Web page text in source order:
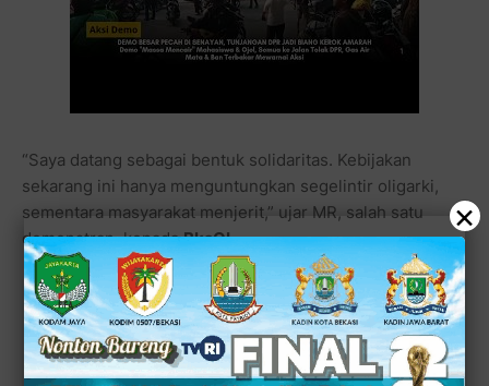
“Saya datang sebagai bentuk solidaritas. Kebijakan
sekarang ini hanya menguntungkan segelintir oligarki,
sementara masyarakat menjerit,” ujar MR, salah satu
demonstran, kepadaBksOL.
Lihat juga:Oknum Polisi Aniaya Wartawan Tempo
Jamal Abdul Naser Saat Peringatan Mayday,
Begini Kronologisnya
×